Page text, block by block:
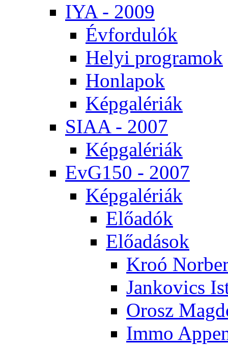
IYA - 2009
Év­for­du­lók
He­lyi prog­ra­mok
Hon­la­pok
Kép­ga­lé­ri­ák
SI­AA - 2007
Kép­ga­lé­ri­ák
EvG150 - 2007
Kép­ga­lé­ri­ák
Elő­adók
Elő­adá­sok
Kroó
Jan­ko­vics
Orosz
Im­mo